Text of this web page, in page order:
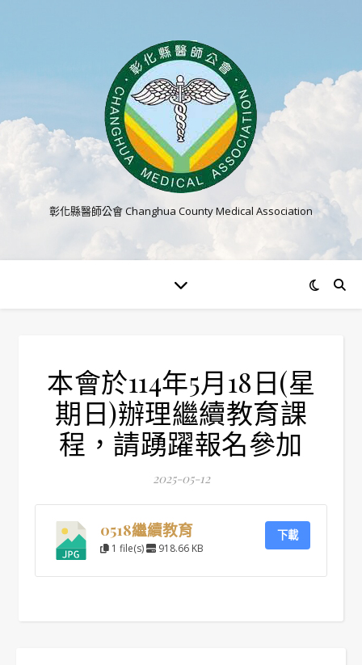
彰化縣醫師公會 Changhua County Medical Association
本會於114年5月18日(星
期日)辦理繼續教育課
程，請踴躍報名參加
2025-05-12
0518繼續教育
1 file(s) 918.66 KB
下載